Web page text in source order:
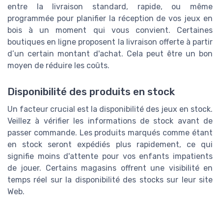
entre la livraison standard, rapide, ou même
programmée pour planifier la réception de vos jeux en
bois à un moment qui vous convient. Certaines
boutiques en ligne proposent la livraison offerte à partir
d’un certain montant d'achat. Cela peut être un bon
moyen de réduire les coûts.
Disponibilité des produits en stock
Un facteur crucial est la disponibilité des jeux en stock.
Veillez à vérifier les informations de stock avant de
passer commande. Les produits marqués comme étant
en stock seront expédiés plus rapidement, ce qui
signifie moins d'attente pour vos enfants impatients
de jouer. Certains magasins offrent une visibilité en
temps réel sur la disponibilité des stocks sur leur site
Web.